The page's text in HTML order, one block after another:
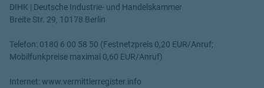
DIHK | Deutsche Industrie- und Handelskammer
Breite Str. 29, 10178 Berlin
Telefon: 0180 6 00 58 50 (Festnetzpreis 0,20 EUR/Anruf;
Mobilfunkpreise maximal 0,60 EUR/Anruf)
Internet: www.vermittlerregister.info